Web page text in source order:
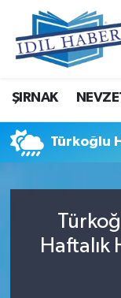
ŞIRNAK
Türkoğlu
Haftalık
Nöbetçi
Hava
Trafik
Tüm